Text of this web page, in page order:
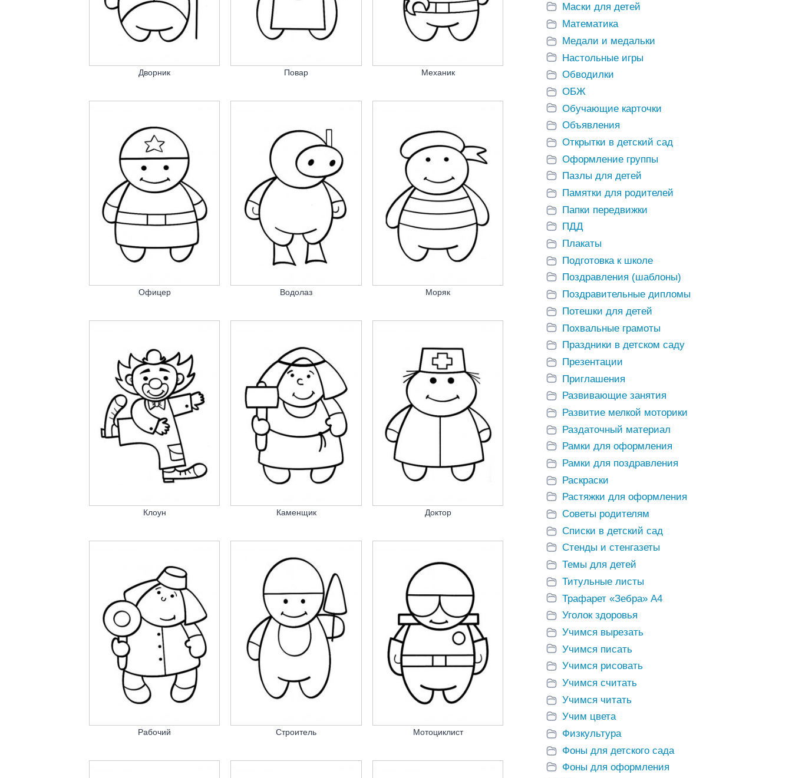
Дворник Повар Механик
Офицер Водолаз Моряк
Клоун Каменщик Доктор
Рабочий Строитель Мотоциклист
Маски для детей
Математика
Медали и медальки
Настольные игры
Обводилки
ОБЖ
Обучающие карточки
Объявления
Открытки в детский сад
Оформление группы
Пазлы для детей
Памятки для родителей
Папки передвижки
ПДД
Плакаты
Подготовка к школе
Поздравления (шаблоны)
Поздравительные дипломы
Потешки для детей
Похвальные грамоты
Праздники в детском саду
Презентации
Приглашения
Развивающие занятия
Развитие мелкой моторики
Раздаточный материал
Рамки для оформления
Рамки для поздравления
Раскраски
Растяжки для оформления
Советы родителям
Списки в детский сад
Стенды и стенгазеты
Темы для детей
Титульные листы
Трафарет «Зебра» А4
Уголок здоровья
Учимся вырезать
Учимся писать
Учимся рисовать
Учимся считать
Учимся читать
Учим цвета
Физкультура
Фоны для детского сада
Фоны для оформления